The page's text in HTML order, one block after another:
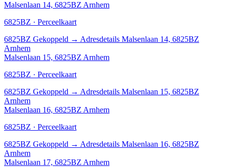
Malsenlaan 14, 6825BZ Arnhem
6825BZ · Perceelkaart
6825BZ Gekoppeld → Adresdetails Malsenlaan 14, 6825BZ
Arnhem
Malsenlaan 15, 6825BZ Arnhem
6825BZ · Perceelkaart
6825BZ Gekoppeld → Adresdetails Malsenlaan 15, 6825BZ
Arnhem
Malsenlaan 16, 6825BZ Arnhem
6825BZ · Perceelkaart
6825BZ Gekoppeld → Adresdetails Malsenlaan 16, 6825BZ
Arnhem
Malsenlaan 17, 6825BZ Arnhem